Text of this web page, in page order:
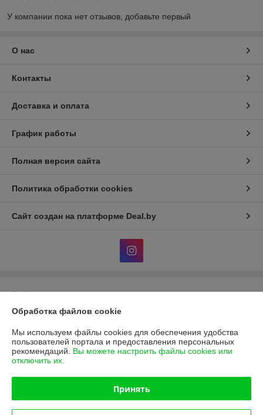
У компании пока нет отзывов, добавьте первый
О нас
Контакты
Доставка и оплата
График работы
Полная версия сайта
Политика обработки cookies
Сайт создан на платформе Deal.by
Информация для покупателя
Юридическое лицо:Общество с ограниченной ответственностью
246144, г. Гомель, ул. Гагарина, 49
Регистрационный номер ЕГР: 490439713
Регистрационный орган: Гомельский Городской Исполнительный
Дата регистрации компании: 28.09.2009
Обработка файлов cookie
Мы используем файлы cookies для обеспечения удобства
пользователей портала и предоставления персональных
рекомендаций. Вы можете настроить файлы cookies или
отключить их.
Принять